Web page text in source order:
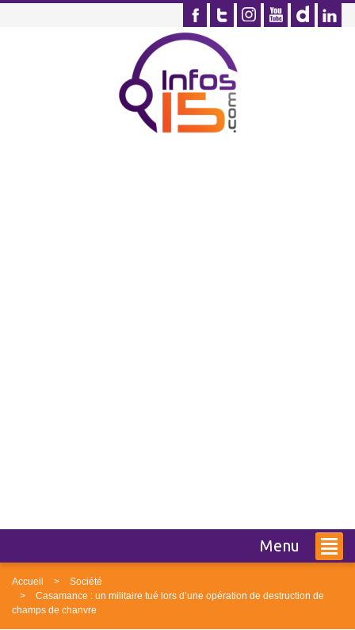
Menu
Accueil
Société
Casamance : un militaire tué lors d’une opération de destruction de
champs de chanvre